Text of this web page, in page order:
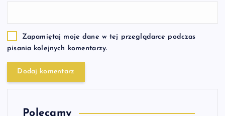
Zapamiętaj moje dane w tej przeglądarce podczas
pisania kolejnych komentarzy.
Polecamy